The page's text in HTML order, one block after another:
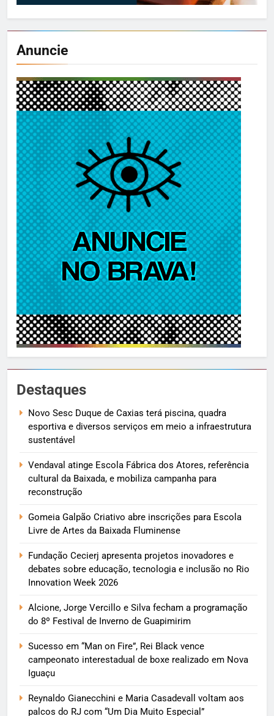
Anuncie
Destaques
Novo Sesc Duque de Caxias terá piscina, quadra
esportiva e diversos serviços em meio a infraestrutura
sustentável
Vendaval atinge Escola Fábrica dos Atores, referência
cultural da Baixada, e mobiliza campanha para
reconstrução
Gomeia Galpão Criativo abre inscrições para Escola
Livre de Artes da Baixada Fluminense
Fundação Cecierj apresenta projetos inovadores e
debates sobre educação, tecnologia e inclusão no Rio
Innovation Week 2026
Alcione, Jorge Vercillo e Silva fecham a programação
do 8º Festival de Inverno de Guapimirim
Sucesso em “Man on Fire”, Rei Black vence
campeonato interestadual de boxe realizado em Nova
Iguaçu
Reynaldo Gianecchini e Maria Casadevall voltam aos
palcos do RJ com “Um Dia Muito Especial”